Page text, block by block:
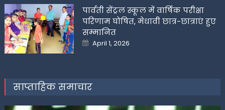
पार्वती सेंट्रल स्कूल में वार्षिक परीक्षा
परिणाम घोषित, मेधावी छात्र-छात्राएं हुए
सम्मानित
Posted
on
April 1, 2026
साप्ताहिक समाचार